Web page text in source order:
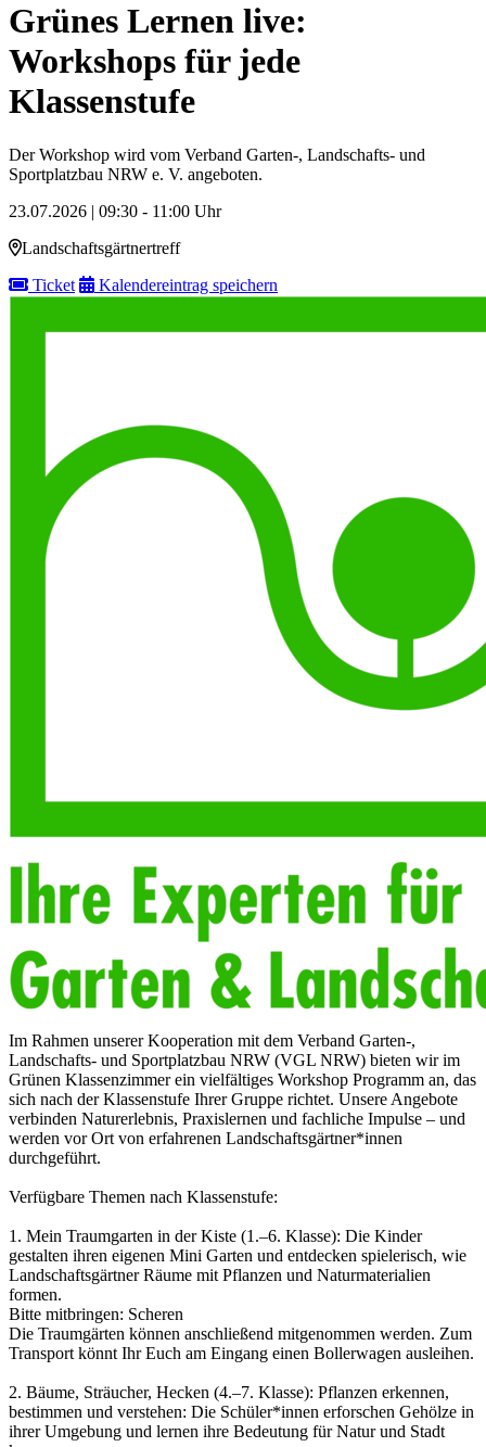
Grünes Lernen live:
Workshops für jede
Klassenstufe
Der Workshop wird vom Verband Garten-, Landschafts- und
Sportplatzbau NRW e. V. angeboten.
23.07.2026 | 09:30 - 11:00 Uhr
Landschaftsgärtnertreff
Ticket
Kalendereintrag speichern
Im Rahmen unserer Kooperation mit dem Verband Garten-,
Landschafts- und Sportplatzbau NRW (VGL NRW) bieten wir im
Grünen Klassenzimmer ein vielfältiges Workshop Programm an, das
sich nach der Klassenstufe Ihrer Gruppe richtet. Unsere Angebote
verbinden Naturerlebnis, Praxislernen und fachliche Impulse – und
werden vor Ort von erfahrenen Landschaftsgärtner*innen
durchgeführt.
Verfügbare Themen nach Klassenstufe:
1. Mein Traumgarten in der Kiste (1.–6. Klasse): Die Kinder
gestalten ihren eigenen Mini Garten und entdecken spielerisch, wie
Landschaftsgärtner Räume mit Pflanzen und Naturmaterialien
formen.
Bitte mitbringen: Scheren
Die Traumgärten können anschließend mitgenommen werden. Zum
Transport könnt Ihr Euch am Eingang einen Bollerwagen ausleihen.
2. Bäume, Sträucher, Hecken (4.–7. Klasse): Pflanzen erkennen,
bestimmen und verstehen: Die Schüler*innen erforschen Gehölze in
ihrer Umgebung und lernen ihre Bedeutung für Natur und Stadt